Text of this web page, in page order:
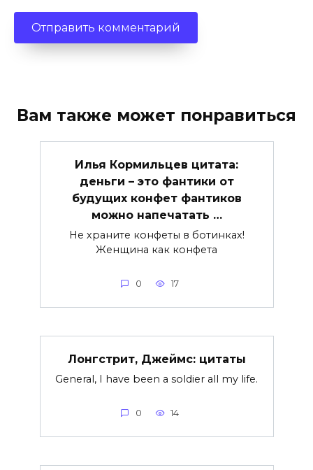
Вам также может понравиться
Илья Кормильцев цитата:
деньги – это фантики от
будущих конфет фантиков
можно напечатать …
Не храните конфеты в ботинках!
Женщина как конфета
0 17
Лонгстрит, Джеймс: цитаты
General, I have been a soldier all my life.
0 14